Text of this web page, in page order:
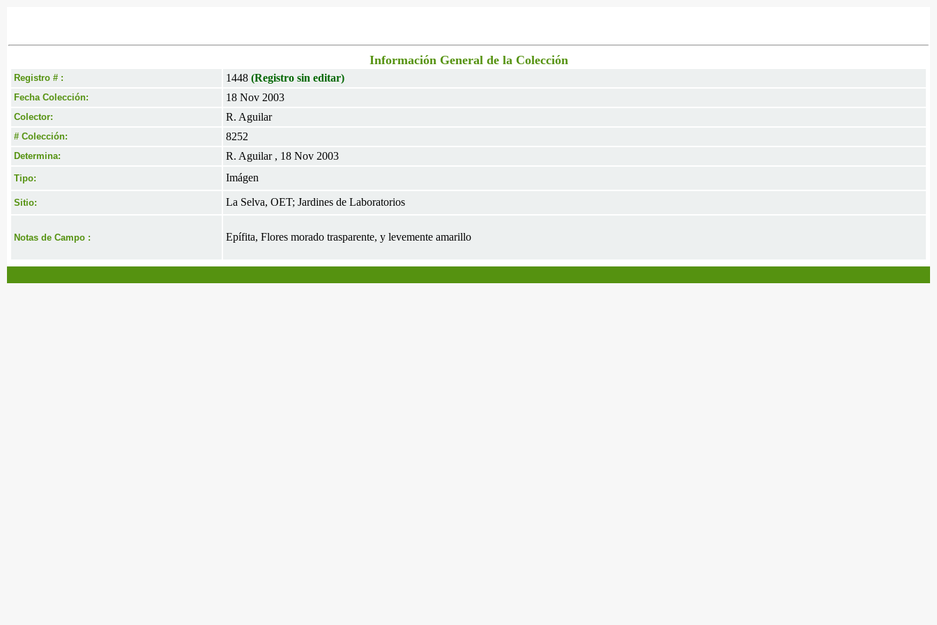
Información General de la Colección
Registro # : 1448 (Registro sin editar)
Fecha Colección: 18 Nov 2003
Colector: R. Aguilar
# Colección: 8252
Determina: R. Aguilar , 18 Nov 2003
Tipo: Imágen
Sitio: La Selva, OET; Jardines de Laboratorios
Notas de Campo : Epífita, Flores morado trasparente, y levemente amarillo